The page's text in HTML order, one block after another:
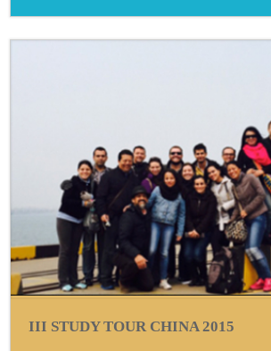
III STUDY TOUR CHINA 2015